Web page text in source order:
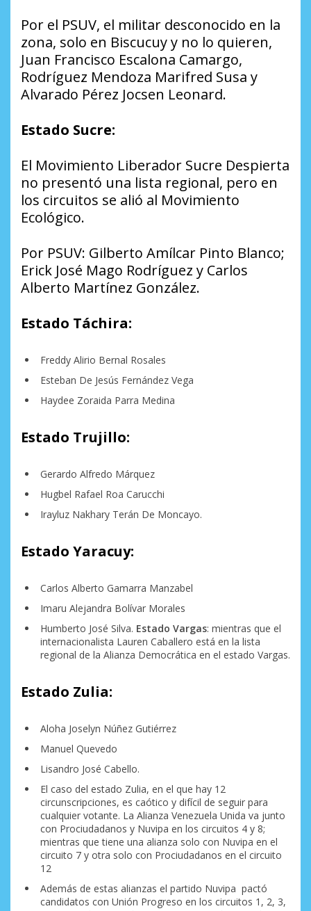
Por el PSUV, el militar desconocido en la
zona, solo en Biscucuy y no lo quieren,
Juan Francisco Escalona Camargo,
Rodríguez Mendoza Marifred Susa y
Alvarado Pérez Jocsen Leonard.
Estado Sucre:
El Movimiento Liberador Sucre Despierta
no presentó una lista regional, pero en
los circuitos se alió al Movimiento
Ecológico.
Por PSUV: Gilberto Amílcar Pinto Blanco;
Erick José Mago Rodríguez y Carlos
Alberto Martínez González.
Estado Táchira:
Freddy Alirio Bernal Rosales
Esteban De Jesús Fernández Vega
Haydee Zoraida Parra Medina
Estado Trujillo:
Gerardo Alfredo Márquez
Hugbel Rafael Roa Carucchi
Irayluz Nakhary Terán De Moncayo.
Estado Yaracuy:
Carlos Alberto Gamarra Manzabel
Imaru Alejandra Bolívar Morales
Humberto José Silva. Estado Vargas: mientras que el
internacionalista Lauren Caballero está en la lista
regional de la Alianza Democrática en el estado Vargas.
Estado Zulia:
Aloha Joselyn Núñez Gutiérrez
Manuel Quevedo
Lisandro José Cabello.
El caso del estado Zulia, en el que hay 12
circunscripciones, es caótico y difícil de seguir para
cualquier votante. La Alianza Venezuela Unida va junto
con Prociudadanos y Nuvipa en los circuitos 4 y 8;
mientras que tiene una alianza solo con Nuvipa en el
circuito 7 y otra solo con Prociudadanos en el circuito
12
Además de estas alianzas el partido Nuvipa pactó
candidatos con Unión Progreso en los circuitos 1, 2, 3,